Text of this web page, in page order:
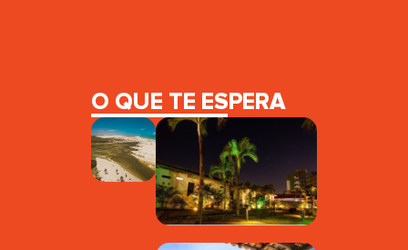
O QUE TE ESPERA